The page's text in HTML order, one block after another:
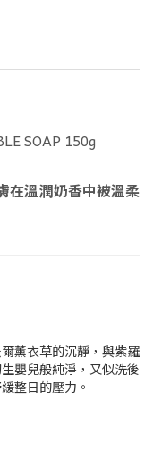
SOAP 150g
在溫潤奶香中被溫柔
薰衣草的沉靜，與紫羅
嬰兒般純淨，又似洗後
整日的壓力。